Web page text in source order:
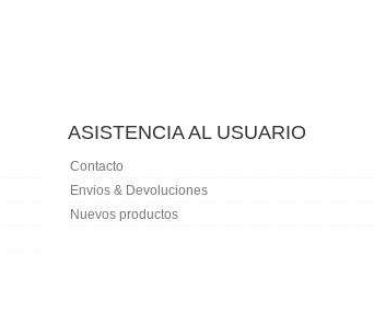
ASISTENCIA AL USUARIO
Contacto
Envios & Devoluciones
Nuevos productos